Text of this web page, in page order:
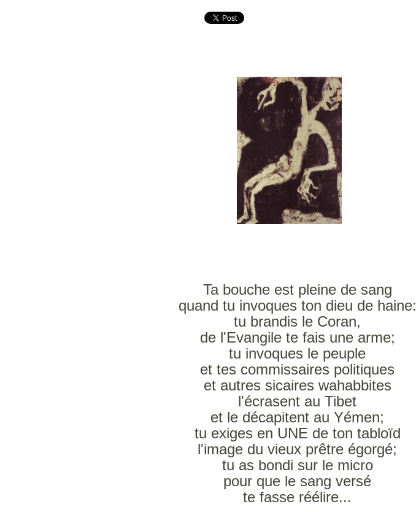
Ta bouche est pleine de sang
quand tu invoques ton dieu de haine:
tu brandis le Coran,
de l'Evangile te fais une arme;
tu invoques le peuple
et tes commissaires politiques
et autres sicaires wahabbites
l'écrasent au Tibet
et le décapitent au Yémen;
tu exiges en UNE de ton tabloïd
l'image du vieux prêtre égorgé;
tu as bondi sur le micro
pour que le sang versé
te fasse réélire...